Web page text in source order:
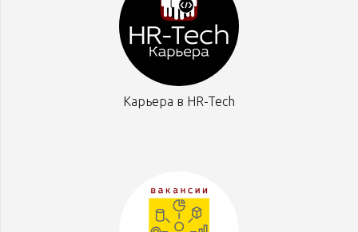
Карьера в HR-Tech